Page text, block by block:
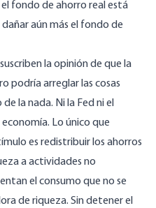
fondo de ahorro real está
aún más el fondo de
la opinión de que la
podría arreglar las cosas
la nada. Ni la Fed ni el
Lo único que
es redistribuir los ahorros
a actividades no
el consumo que no se
de riqueza. Sin detener el